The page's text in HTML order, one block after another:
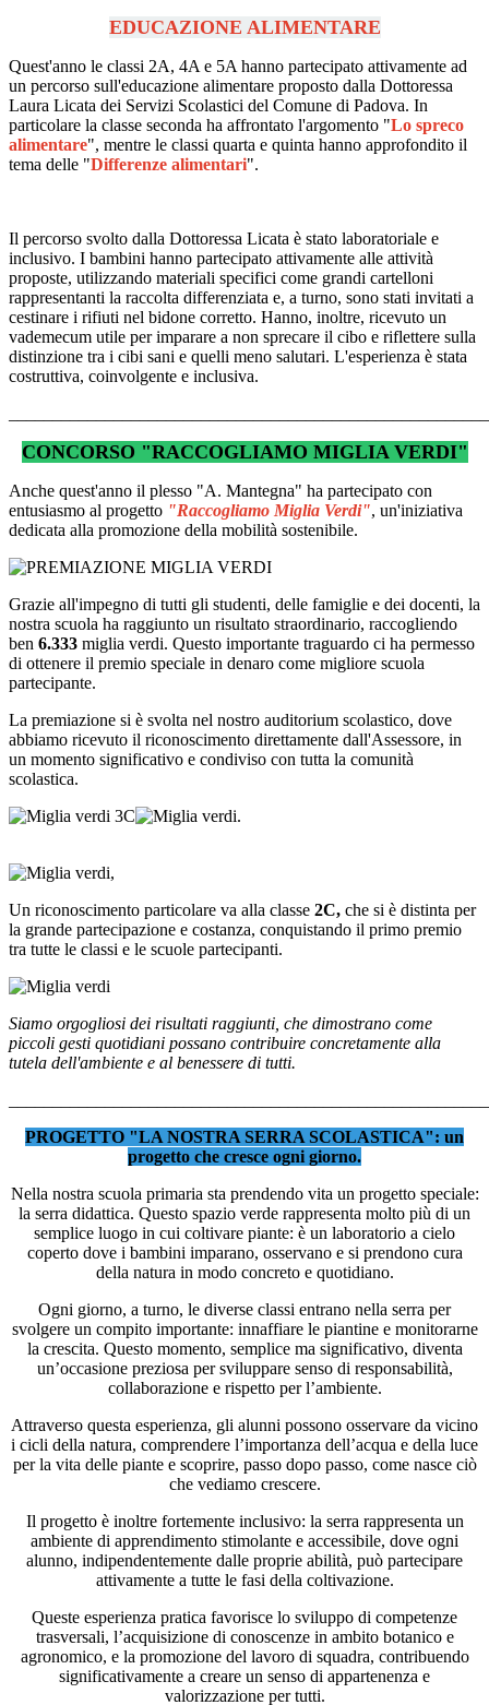
EDUCAZIONE ALIMENTARE
Quest'anno le classi 2A, 4A e 5A hanno partecipato attivamente ad
un percorso sull'educazione alimentare proposto dalla Dottoressa
Laura Licata dei Servizi Scolastici del Comune di Padova. In
particolare la classe seconda ha affrontato l'argomento "Lo spreco
alimentare", mentre le classi quarta e quinta hanno approfondito il
tema delle "Differenze alimentari".
Il percorso svolto dalla Dottoressa Licata è stato laboratoriale e
inclusivo. I bambini hanno partecipato attivamente alle attività
proposte, utilizzando materiali specifici come grandi cartelloni
rappresentanti la raccolta differenziata e, a turno, sono stati invitati a
cestinare i rifiuti nel bidone corretto. Hanno, inoltre, ricevuto un
vademecum utile per imparare a non sprecare il cibo e riflettere sulla
distinzione tra i cibi sani e quelli meno salutari. L'esperienza è stata
costruttiva, coinvolgente e inclusiva.
CONCORSO "RACCOGLIAMO MIGLIA VERDI"
Anche quest'anno il plesso "A. Mantegna" ha partecipato con
entusiasmo al progetto "Raccogliamo Miglia Verdi", un'iniziativa
dedicata alla promozione della mobilità sostenibile.
Grazie all'impegno di tutti gli studenti, delle famiglie e dei docenti, la
nostra scuola ha raggiunto un risultato straordinario, raccogliendo
ben 6.333 miglia verdi. Questo importante traguardo ci ha permesso
di ottenere il premio speciale in denaro come migliore scuola
partecipante.
La premiazione si è svolta nel nostro auditorium scolastico, dove
abbiamo ricevuto il riconoscimento direttamente dall'Assessore, in
un momento significativo e condiviso con tutta la comunità
scolastica.
Un riconoscimento particolare va alla classe 2C, che si è distinta per
la grande partecipazione e costanza, conquistando il primo premio
tra tutte le classi e le scuole partecipanti.
Siamo orgogliosi dei risultati raggiunti, che dimostrano come
piccoli gesti quotidiani possano contribuire concretamente alla
tutela dell'ambiente e al benessere di tutti.
PROGETTO "LA NOSTRA SERRA SCOLASTICA": un
progetto che cresce ogni giorno.
Nella nostra scuola primaria sta prendendo vita un progetto speciale:
la serra didattica. Questo spazio verde rappresenta molto più di un
semplice luogo in cui coltivare piante: è un laboratorio a cielo
coperto dove i bambini imparano, osservano e si prendono cura
della natura in modo concreto e quotidiano.
Ogni giorno, a turno, le diverse classi entrano nella serra per
svolgere un compito importante: innaffiare le piantine e monitorarne
la crescita. Questo momento, semplice ma significativo, diventa
un’occasione preziosa per sviluppare senso di responsabilità,
collaborazione e rispetto per l’ambiente.
Attraverso questa esperienza, gli alunni possono osservare da vicino
i cicli della natura, comprendere l’importanza dell’acqua e della luce
per la vita delle piante e scoprire, passo dopo passo, come nasce ciò
che vediamo crescere.
Il progetto è inoltre fortemente inclusivo: la serra rappresenta un
ambiente di apprendimento stimolante e accessibile, dove ogni
alunno, indipendentemente dalle proprie abilità, può partecipare
attivamente a tutte le fasi della coltivazione.
Queste esperienza pratica favorisce lo sviluppo di competenze
trasversali, l’acquisizione di conoscenze in ambito botanico e
agronomico, e la promozione del lavoro di squadra, contribuendo
significativamente a creare un senso di appartenenza e
valorizzazione per tutti.